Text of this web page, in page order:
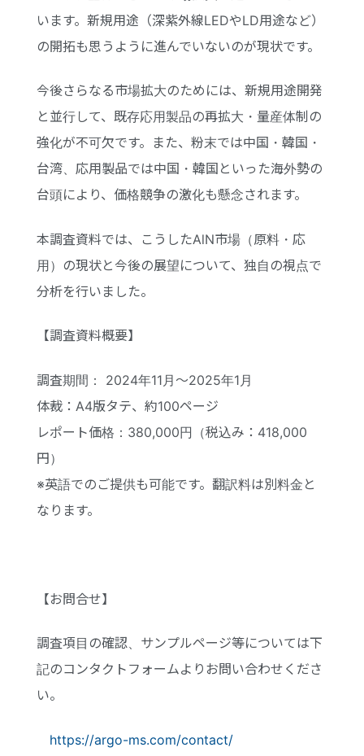
います。新規用途（深紫外線LEDやLD用途など）
の開拓も思うように進んでいないのが現状です。
今後さらなる市場拡大のためには、新規用途開発
と並行して、既存応用製品の再拡大・量産体制の
強化が不可欠です。また、粉末では中国・韓国・
台湾、応用製品では中国・韓国といった海外勢の
台頭により、価格競争の激化も懸念されます。
本調査資料では、こうしたAlN市場（原料・応
用）の現状と今後の展望について、独自の視点で
分析を行いました。
【調査資料概要】
調査期間： 2024年11月〜2025年1月
体裁：A4版タテ、約100ページ
レポート価格：380,000円（税込み：418,000
円）
※英語でのご提供も可能です。翻訳料は別料金と
なります。
【お問合せ】
調査項目の確認、サンプルページ等については下
記のコンタクトフォームよりお問い合わせくださ
い。
https://argo-ms.com/contact/